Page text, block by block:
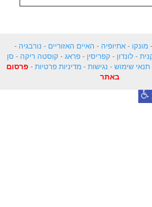
- מונקו - אתיופיה - האיים האזוריים - נורבגיה -
-לונדון - קפריסין -פראג - קוסטה ריקה - סן
תנאי שימוש - נגישות - מדיניות פרטיות - פרסום
באתר